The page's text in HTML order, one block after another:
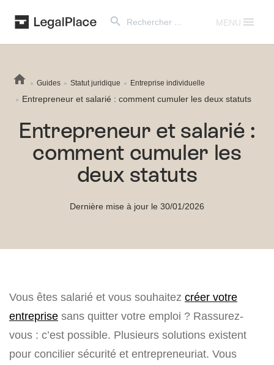
for:
MENU
Guides Statut juridique Entreprise individuelle
Entrepreneur et salarié : comment cumuler les deux statuts
Entrepreneur et salarié :
comment cumuler les
deux statuts
Dernière mise à jour le 30/01/2026
Vous êtes salarié et vous souhaitez créer votre
entreprise sans quitter votre emploi ? Rassurez-
vous : c’est possible. Plusieurs solutions existent
pour concilier sécurité et entrepreneuriat. Vous